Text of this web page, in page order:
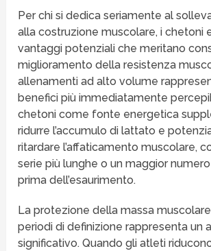
Per chi si dedica seriamente al
alla costruzione muscolare, i chetoni
vantaggi potenziali che meritano
miglioramento della resistenza
allenamenti ad alto volume
benefici più immediatamente
chetoni come fonte energetica
ridurre l’accumulo di lattato e
ritardare l’affaticamento muscolare,
serie più lunghe o un maggior
prima dell’esaurimento.
La protezione della massa
periodi di definizione rappresenta un
significativo. Quando gli atleti